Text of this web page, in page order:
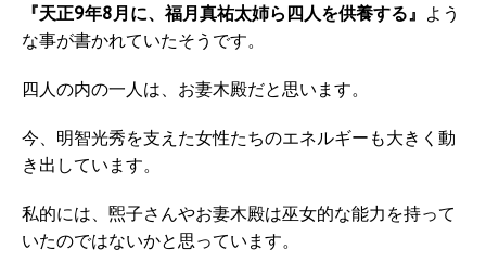
『天正9年8月に、福月真祐太姉ら四人を供養する』 よう
な事が書かれていたそうです。
四人の内の一人は、お妻木殿だと思います。
今、明智光秀を支えた女性たちのエネルギーも大きく動
き出しています。
私的には、煕子さんやお妻木殿は巫女的な能力を持って
いたのではないかと思っています。